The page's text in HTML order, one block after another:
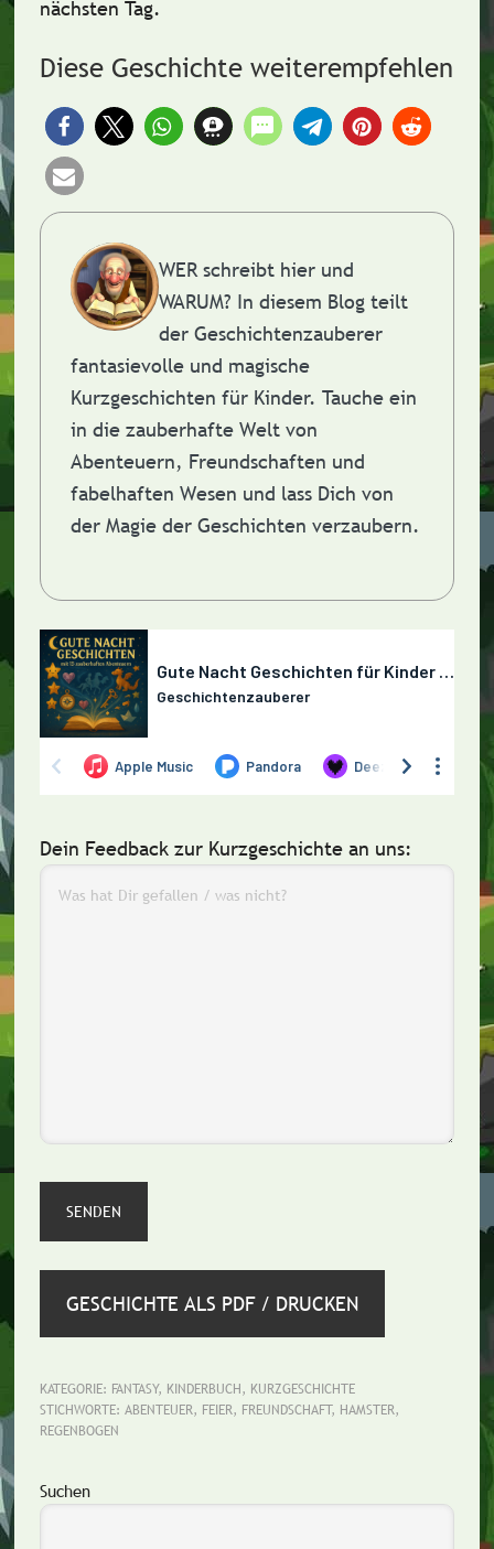
nächsten Tag.
Diese Geschichte weiterempfehlen
WER schreibt hier und
WARUM? In diesem Blog teilt
der Geschichtenzauberer
fantasievolle und magische
Kurzgeschichten für Kinder. Tauche ein
in die zauberhafte Welt von
Abenteuern, Freundschaften und
fabelhaften Wesen und lass Dich von
der Magie der Geschichten verzaubern.
Dein Feedback zur Kurzgeschichte an uns:
GESCHICHTE ALS PDF / DRUCKEN
KATEGORIE: FANTASY, KINDERBUCH, KURZGESCHICHTE
STICHWORTE: ABENTEUER, FEIER, FREUNDSCHAFT, HAMSTER,
REGENBOGEN
Seitenspalte
Suchen